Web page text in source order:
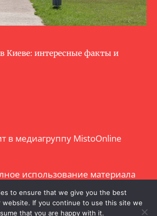
Киеве: интересные факты и
в медиагруппу MistoOnline
использование материала
разрешено с
to ensure that we give you the best
website. If you continue to use this site we
that you are happy with it.